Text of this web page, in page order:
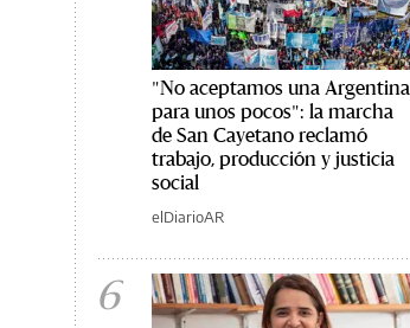
"No aceptamos una Argentina
para unos pocos": la marcha
de San Cayetano reclamó
trabajo, producción y justicia
social
elDiarioAR
6